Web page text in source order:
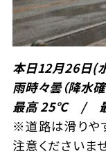
本日12月26日(
雨時々曇（降水
最高 25℃ /
※道路は滑りや
注意くださいませ